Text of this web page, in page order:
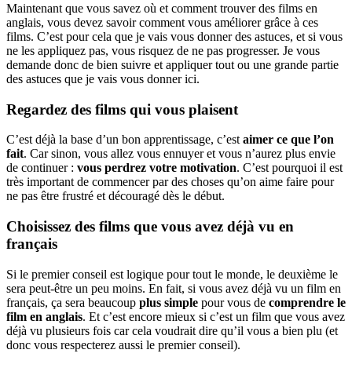
Maintenant que vous savez où et comment trouver des films en
anglais, vous devez savoir comment vous améliorer grâce à ces
films. C’est pour cela que je vais vous donner des astuces, et si vous
ne les appliquez pas, vous risquez de ne pas progresser. Je vous
demande donc de bien suivre et appliquer tout ou une grande partie
des astuces que je vais vous donner ici.
Regardez des films qui vous plaisent
C’est déjà la base d’un bon apprentissage, c’est aimer ce que l’on
fait. Car sinon, vous allez vous ennuyer et vous n’aurez plus envie
de continuer : vous perdrez votre motivation. C’est pourquoi il est
très important de commencer par des choses qu’on aime faire pour
ne pas être frustré et découragé dès le début.
Choisissez des films que vous avez déjà vu en
français
Si le premier conseil est logique pour tout le monde, le deuxième le
sera peut-être un peu moins. En fait, si vous avez déjà vu un film en
français, ça sera beaucoup plus simple pour vous de comprendre le
film en anglais. Et c’est encore mieux si c’est un film que vous avez
déjà vu plusieurs fois car cela voudrait dire qu’il vous a bien plu (et
donc vous respecterez aussi le premier conseil).